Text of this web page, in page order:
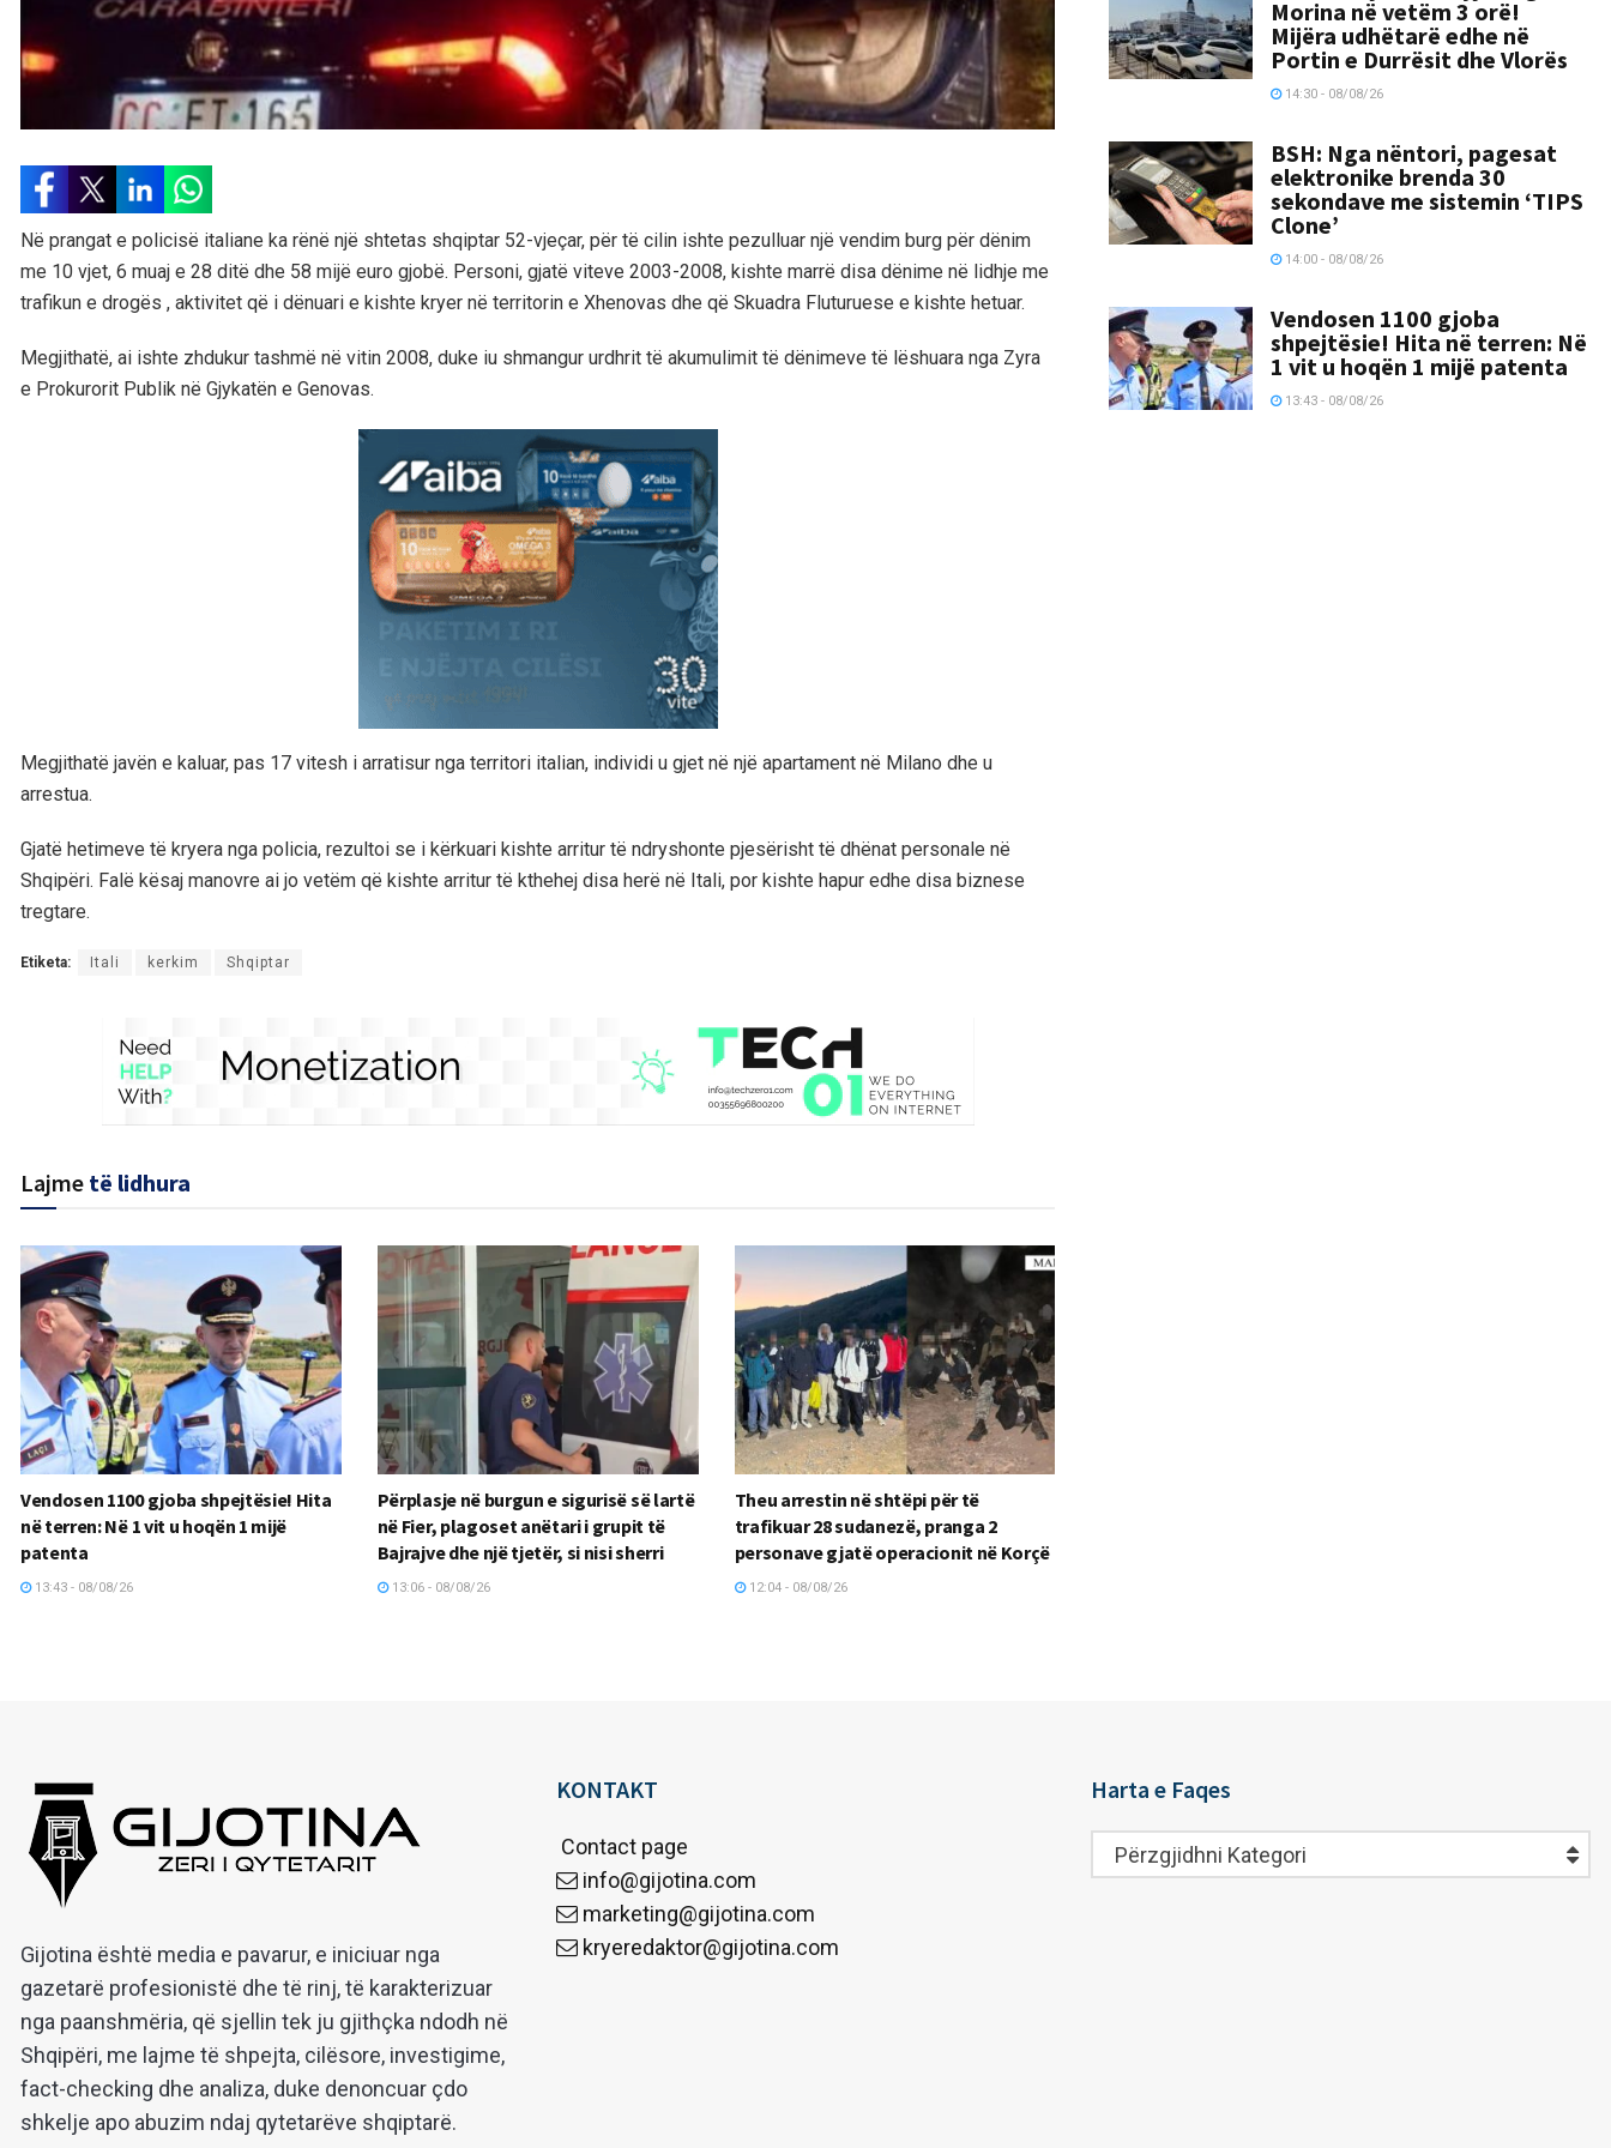
Në prangat e policisë italiane ka rënë një shtetas shqiptar 52-vjeçar, për të cilin ishte pezulluar një vendim burg për dënim
me 10 vjet, 6 muaj e 28 ditë dhe 58 mijë euro gjobë. Personi, gjatë viteve 2003-2008, kishte marrë disa dënime në lidhje me
trafikun e drogës , aktivitet që i dënuari e kishte kryer në territorin e Xhenovas dhe që Skuadra Fluturuese e kishte hetuar.
Megjithatë, ai ishte zhdukur tashmë në vitin 2008, duke iu shmangur urdhrit të akumulimit të dënimeve të lëshuara nga Zyra
e Prokurorit Publik në Gjykatën e Genovas.
Megjithatë javën e kaluar, pas 17 vitesh i arratisur nga territori italian, individi u gjet në një apartament në Milano dhe u
arrestua.
Gjatë hetimeve të kryera nga policia, rezultoi se i kërkuari kishte arritur të ndryshonte pjesërisht të dhënat personale në
Shqipëri. Falë kësaj manovre ai jo vetëm që kishte arritur të kthehej disa herë në Itali, por kishte hapur edhe disa biznese
tregtare.
Etiketa: Itali kerkim Shqiptar
Lajme të lidhura
Vendosen 1100 gjoba shpejtësie! Hita
në terren: Në 1 vit u hoqën 1 mijë
patenta
13:43 - 08/08/26
Përplasje në burgun e sigurisë së lartë
në Fier, plagoset anëtari i grupit të
Bajrajve dhe një tjetër, si nisi sherri
13:06 - 08/08/26
Theu arrestin në shtëpi për të
trafikuar 28 sudanezë, pranga 2
personave gjatë operacionit në Korçë
12:04 - 08/08/26
Morina në vetëm 3 orë!
Mijëra udhëtarë edhe në
Portin e Durrësit dhe Vlorës
14:30 - 08/08/26
BSH: Nga nëntori, pagesat
elektronike brenda 30
sekondave me sistemin ‘TIPS
Clone’
14:00 - 08/08/26
Vendosen 1100 gjoba
shpejtësie! Hita në terren: Në
1 vit u hoqën 1 mijë patenta
13:43 - 08/08/26
Gijotina është media e pavarur, e iniciuar nga
gazetarë profesionistë dhe të rinj, të karakterizuar
nga paanshmëria, që sjellin tek ju gjithçka ndodh në
Shqipëri, me lajme të shpejta, cilësore, investigime,
fact-checking dhe analiza, duke denoncuar çdo
shkelje apo abuzim ndaj qytetarëve shqiptarë.
KONTAKT
Contact page
info@gijotina.com
marketing@gijotina.com
kryeredaktor@gijotina.com
Harta e Faqes
Harta
e
Përzgjidhni Kategori